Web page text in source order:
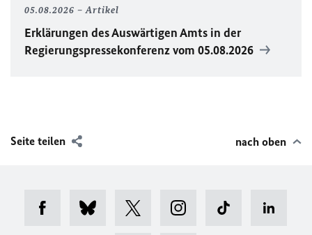
05.08.2026 Artikel
Erklärungen des Auswärtigen Amts in der
Regierungspressekonferenz vom 05.08.2026
Seite teilen nach oben